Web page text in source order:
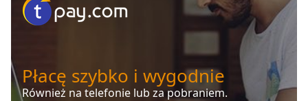
Płacę szybko i wygodnie
Również na telefonie lub za pobraniem.